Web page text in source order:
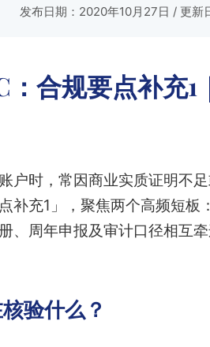
发布日期：2020年10月27日 / 更新
合规要点补充
户时，常因商业实质证明不
补充1」，聚焦两个高频短
、周年申报及审计口径相互
验什么？